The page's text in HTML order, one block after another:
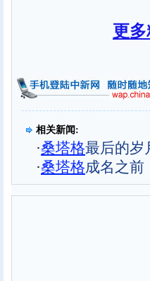
更
相关新闻:
·桑塔格最后的
·桑塔格成名之前